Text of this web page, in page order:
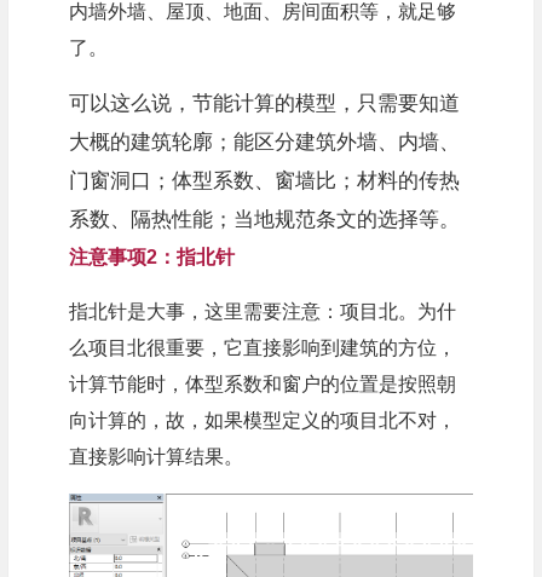
内墙外墙、屋顶、地面、房间面积等，就足够
了。
可以这么说，节能计算的模型，只需要知道
大概的建筑轮廓；能区分建筑外墙、内墙、
门窗洞口；体型系数、窗墙比；材料的传热
系数、隔热性能；当地规范条文的选择等。
注意事项2：指北针
指北针是大事，这里需要注意：项目北。为什
么项目北很重要，它直接影响到建筑的方位，
计算节能时，体型系数和窗户的位置是按照朝
向计算的，故，如果模型定义的项目北不对，
直接影响计算结果。